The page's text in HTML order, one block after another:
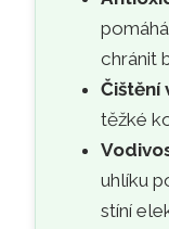
chránit
Čištění
těžké
uhlíku
stíní